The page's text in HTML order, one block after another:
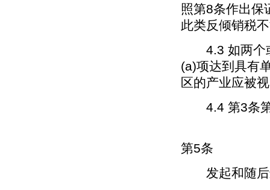
照第8条作出保
此类反倾销税
4.3 如两个或
(a)项达到具有
区的产业应被
4.4 第3条第
第5条
发起和随后